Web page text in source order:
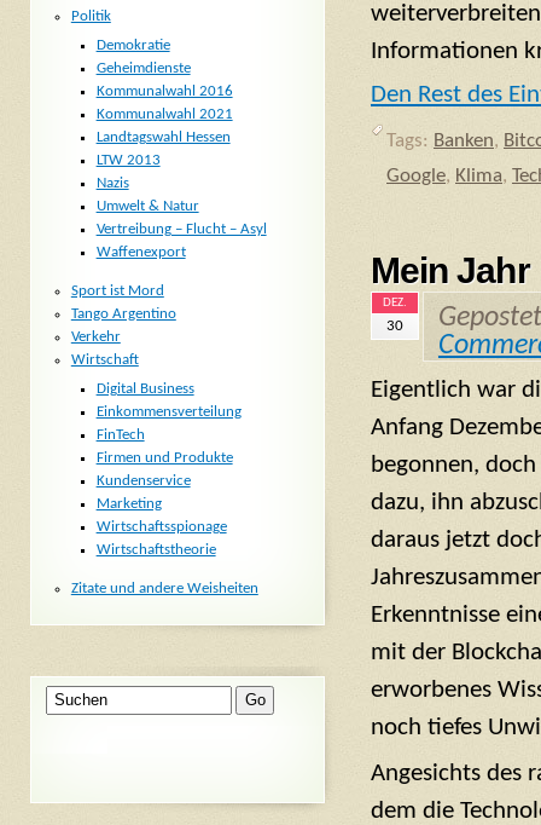
Informationen
Den Rest des
Tags: Banken,
Google, Klima,
Mein
DEZ.
30
Eigentlich war
Anfang
begonnen,
dazu, ihn
daraus jetzt
Erkenntnisse
mit der
erworbenes
noch tiefes
Angesichts des
dem die
Politik
Demokratie
Geheimdienste
Kommunalwahl 2016
Kommunalwahl 2021
Landtagswahl Hessen
LTW 2013
Nazis
Umwelt & Natur
Vertreibung – Flucht – Asyl
Waffenexport
Sport ist Mord
Tango Argentino
Verkehr
Wirtschaft
Digital Business
Einkommensverteilung
FinTech
Firmen und Produkte
Kundenservice
Marketing
Wirtschaftsspionage
Wirtschaftstheorie
Zitate und andere Weisheiten